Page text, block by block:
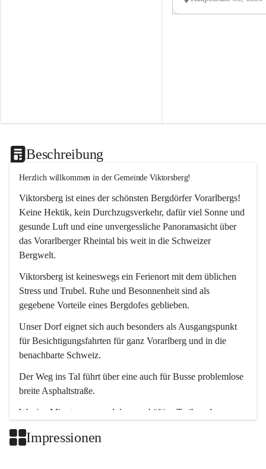
Beschreibung
Herzlich willkommen in der Gemeinde Viktorsberg!
Viktorsberg ist eines der schönsten Bergdörfer Vorarlbergs!
Keine Hektik, kein Durchzugsverkehr, dafür viel Sonne und
gesunde Luft und eine unvergessliche Panoramasicht über
das Vorarlberger Rheintal bis weit in die Schweizer
Bergwelt.
Viktorsberg ist keineswegs ein Ferienort mit dem üblichen
Stress und Trubel. Ruhe und Besonnenheit sind als
gegebene Vorteile eines Bergdofes geblieben.
Unser Dorf eignet sich auch besonders als Ausgangspunkt
für Besichtigungsfahrten für ganz Vorarlberg und in die
benachbarte Schweiz.
Der Weg ins Tal führt über eine auch für Busse problemlose
breite Asphaltstraße.
Wenige Minuten nur, und das geschäftige Treiben der
Impressionen